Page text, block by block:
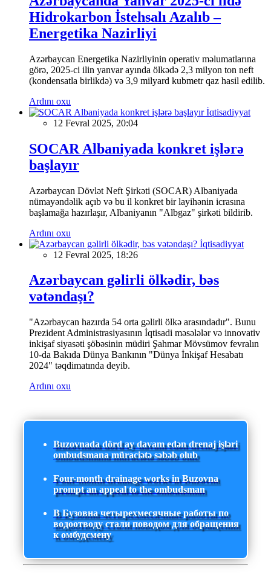
Hidrokarbon İstehsalı Azalıb –
Energetika Nazirliyi
Azərbaycan Energetika Nazirliyinin operativ məlumatlarına
görə, 2025-ci ilin yanvar ayında ölkədə 2,3 milyon ton neft
(kondensatla birlikdə) və 3,9 milyard kubmetr qaz hasil edilib.
Ardını oxu
İqtisadiyyat
12 Fevral 2025, 20:04
SOCAR Albaniyada konkret işlərə
başlayır
Azərbaycan Dövlət Neft Şirkəti (SOCAR) Albaniyada
nümayəndəlik açıb və bu il konkret bir layihənin icrasına
başlamağa hazırlaşır, Albaniyanın "Albgaz" şirkəti bildirib.
Ardını oxu
İqtisadiyyat
12 Fevral 2025, 18:26
Azərbaycan gəlirli ölkədir, bəs
vətəndaşı?
"Azərbaycan hazırda 54 orta gəlirli ölkə arasındadır". Bunu
Prezident Administrasiyasının İqtisadi məsələlər və innovativ
inkişaf siyasəti şöbəsinin müdiri Şahmar Mövsümov fevralın
10-da Bakıda Dünya Bankının "Dünya İnkişaf Hesabatı
2024" təqdimatında deyib.
Ardını oxu
Buzovnada dörd ay davam edən drenaj işləri
ombudsmana müraciətə səbəb olub
Four-month drainage works in Buzovna
prompt an appeal to the ombudsman
В Бузовна четырехмесячные работы по
водоотводу стали поводом для обращения
к омбудсмену